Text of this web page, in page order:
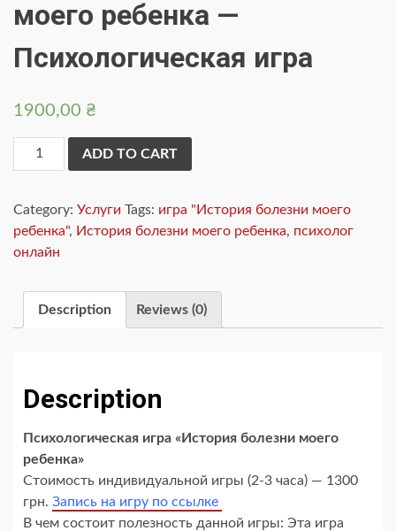
моего ребенка —
Психологическая игра
1900,00 ₴
Причины
заболевания
ребенка
-
Психологическая
quantity
ADD TO CART
Category: Услуги Tags: игра "История болезни моего
ребенка", История болезни моего ребенка, психолог
онлайн
Description Reviews (0)
Description
Психологическая игра «История болезни моего
ребенка»
Стоимость индивидуальной игры (2-3 часа) — 1300
грн. Запись на игру по ссылке
В чем состоит полезность данной игры: Эта игра